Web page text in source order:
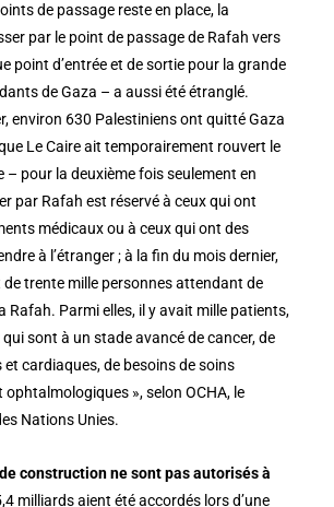
de passage reste en place, la
par le point de passage de Rafah vers
point d’entrée et de sortie pour la grande
de Gaza – a aussi été étranglé.
environ 630 Palestiniens ont quitté Gaza
Le Caire ait temporairement rouvert le
– pour la deuxième fois seulement en
par Rafah est réservé à ceux qui ont
médicaux ou à ceux qui ont des
à l’étranger ; à la fin du mois dernier,
de trente mille personnes attendant de
Rafah. Parmi elles, il y avait mille patients,
sont à un stade avancé de cancer, de
et cardiaques, de besoins de soins
», selon OCHA, le
Nations Unies.
construction ne sont pas autorisés à
milliards aient été accordés lors d’une